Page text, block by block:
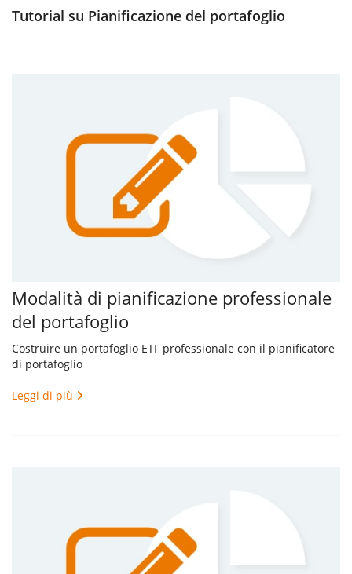
Tutorial su Pianificazione del portafoglio
Modalità di pianificazione professionale
del portafoglio
Costruire un portafoglio ETF professionale con il pianificatore
di portafoglio
Leggi di più